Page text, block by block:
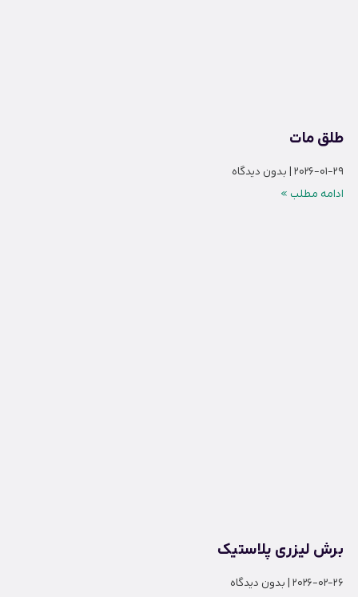
طلق مات
2026-01-29 بدون دیدگاه
ادامه مطلب »
برش لیزری پلاستیک
2026-02-26 بدون دیدگاه